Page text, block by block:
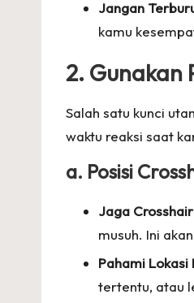
Jangan
kamu
2. Gunakan
Salah satu kunci
waktu reaksi saat
a. Posisi
Jaga
musuh. Ini
Pahami Lokasi
tertentu, atau